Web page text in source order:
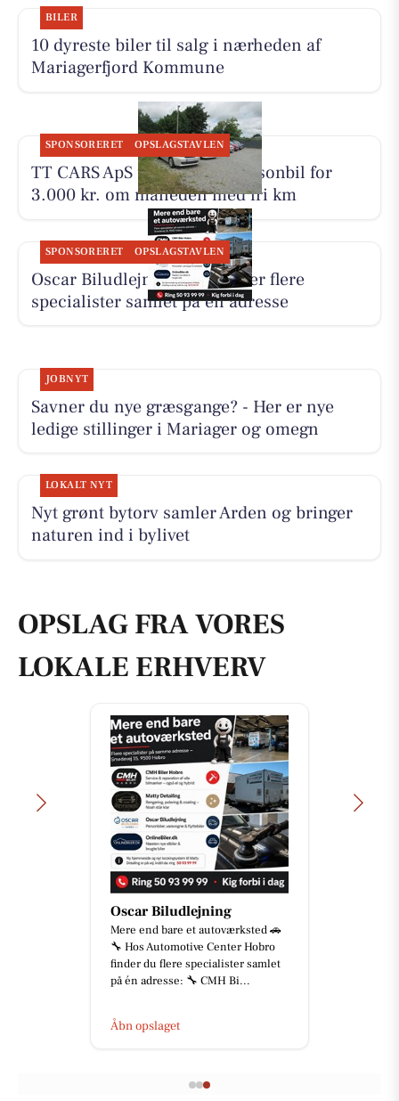
BILER
10 dyreste biler til salg i nærheden af
Mariagerfjord Kommune
SPONSORERET OPSLAGSTAVLEN
TT CARS ApS udlejer lille personbil for
3.000 kr. om måneden med fri km
SPONSORERET OPSLAGSTAVLEN
Oscar Biludlejning fremhæver flere
specialister samlet på én adresse
JOBNYT
Savner du nye græsgange? - Her er nye
ledige stillinger i Mariager og omegn
LOKALT NYT
Nyt grønt bytorv samler Arden og bringer
naturen ind i bylivet
OPSLAG FRA VORES
LOKALE ERHVERV
Oscar Biludlejning
Mere end bare et autoværksted 🚗
🔧 Hos Automotive Center Hobro
finder du flere specialister samlet
på én adresse: 🔧 CMH Bi...
Åbn opslaget